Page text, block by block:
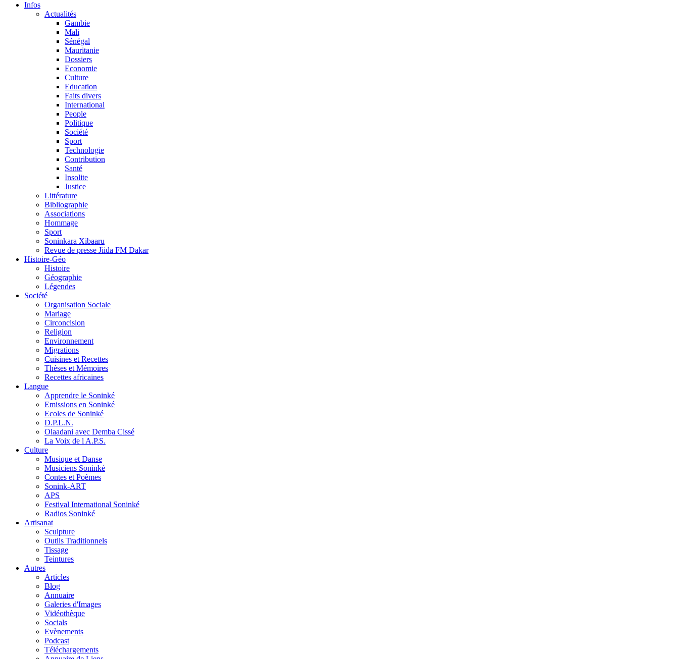
Infos
Actualités
Gambie
Mali
Sénégal
Mauritanie
Dossiers
Economie
Culture
Education
Faits divers
International
People
Politique
Société
Sport
Technologie
Contribution
Santé
Insolite
Justice
Littérature
Bibliographie
Associations
Hommage
Sport
Soninkara Xibaaru
Revue de presse Jiida FM Dakar
Histoire-Géo
Histoire
Géographie
Légendes
Société
Organisation Sociale
Mariage
Circoncision
Religion
Environnement
Migrations
Cuisines et Recettes
Thèses et Mémoires
Recettes africaines
Langue
Apprendre le Soninké
Emissions en Soninké
Ecoles de Soninké
D.P.L.N.
Olaadani avec Demba Cissé
La Voix de l A.P.S.
Culture
Musique et Danse
Musiciens Soninké
Contes et Poèmes
Sonink-ART
APS
Festival International Soninké
Radios Soninké
Artisanat
Sculpture
Outils Traditionnels
Tissage
Teintures
Autres
Articles
Blog
Annuaire
Galeries d'Images
Vidéothèque
Socials
Evènements
Podcast
Téléchargements